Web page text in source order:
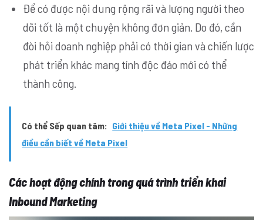
Để có được nội dung rộng rãi và lượng người theo
dõi tốt là một chuyện không đơn giản. Do đó, cần
đòi hỏi doanh nghiệp phải có thời gian và chiến lược
phát triển khác mang tính độc đáo mới có thể
thành công.
Có thể Sếp quan tâm: Giới thiệu về Meta Pixel - Những
điều cần biết về Meta Pixel
Các hoạt động chính trong quá trình triển khai
Inbound Marketing